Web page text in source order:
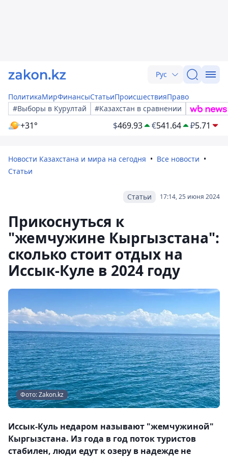
Рус
ПолитикаМирФинансыСтатьиПроисшествияПраво
#Выборы в Курултай
#Казахстан в сравнении
+31° $469.93 €541.64 ₽5.71
Новости Казахстана и мира на сегодня
Все новости
Статьи
17:14, 25 июня 2024
Статьи
Прикоснуться к
"жемчужине Кыргызстана":
сколько стоит отдых на
Иссык-Куле в 2024 году
Фото: Zakon.kz
Иссык-Куль недаром называют "жемчужиной"
Кыргызстана. Из года в год поток туристов
стабилен, люди едут к озеру в надежде не